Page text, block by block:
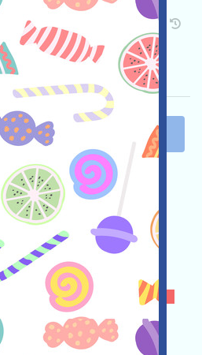
Twitter ETH/ERC/EVM
邀请
03/24
★★☆ 查阅详情
2 4
下一页